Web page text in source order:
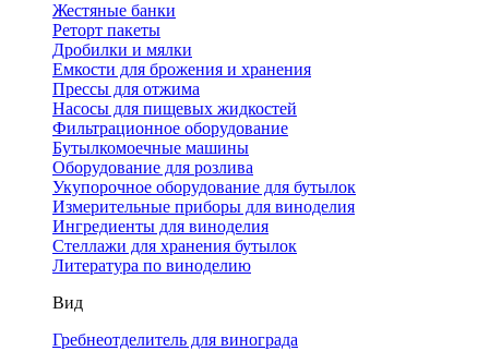
Жестяные банки
Реторт пакеты
Дробилки и мялки
Емкости для брожения и хранения
Прессы для отжима
Насосы для пищевых жидкостей
Фильтрационное оборудование
Бутылкомоечные машины
Оборудование для розлива
Укупорочное оборудование для бутылок
Измерительные приборы для виноделия
Ингредиенты для виноделия
Стеллажи для хранения бутылок
Литература по виноделию
Вид
Гребнеотделитель для винограда